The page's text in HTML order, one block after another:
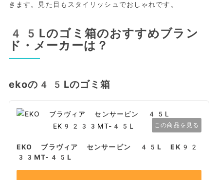
きます。見た目もスタイリッシュでおしゃれです。
45Lのゴミ箱のおすすめブラン
ド・メーカーは？
ekoの45Lのゴミ箱
この商品を見る
EKO ブラヴィア センサービン 45L EK92
33MT-45L